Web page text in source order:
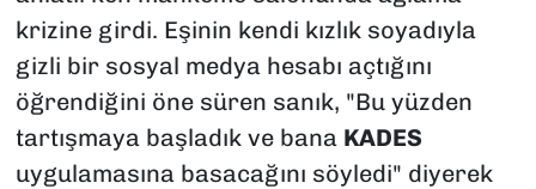
krizine girdi. Eşinin kendi kızlık soyadıyla
gizli bir sosyal medya hesabı açtığını
öğrendiğini öne süren sanık, "Bu yüzden
tartışmaya başladık ve bana KADES
uygulamasına basacağını söyledi" diyerek